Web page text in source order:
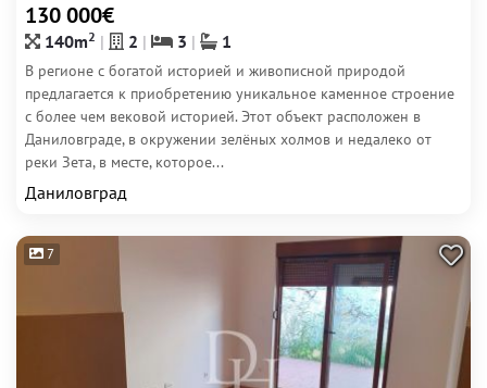
130 000€
140m2 2 3 1
В регионе с богатой историей и живописной природой
предлагается к приобретению уникальное каменное строение
с более чем вековой историей. Этот объект расположен в
Даниловграде, в окружении зелёных холмов и недалеко от
реки Зета, в месте, которое...
Даниловград
7